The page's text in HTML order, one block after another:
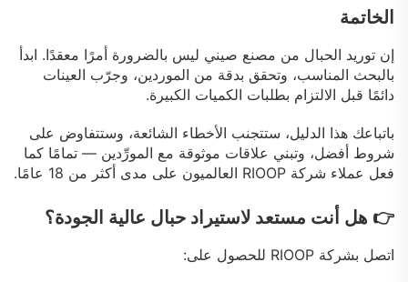
الخاتمة
إن توريد الحبال من مصنع صيني ليس بالضرورة أمرًا معقدًا. ابدأ
بالبحث المناسب، وتحقق بدقة من الموردين، وجرّب العينات
دائمًا قبل الالتزام بطلبات الكميات الكبيرة.
باتباعك هذا الدليل، ستتجنب الأخطاء الشائعة، وستتفاوض على
شروط أفضل، وتبني علاقات موثوقة مع المورِّدين — تمامًا كما
فعل عملاء شركة RIOOP العالميون على مدى أكثر من 18 عامًا.
👉 هل أنت مستعد لاستيراد حبال عالية الجودة؟
اتصل بشركة RIOOP للحصول على: